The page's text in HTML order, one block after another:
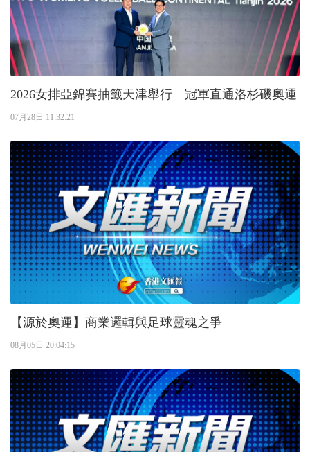
2026女排亞錦賽抽籤天津舉行 冠軍直通洛杉磯奧運
07月28日 11:32:21
【源於奧運】商業邏輯與足球靈魂之爭
08月05日 20:04:15